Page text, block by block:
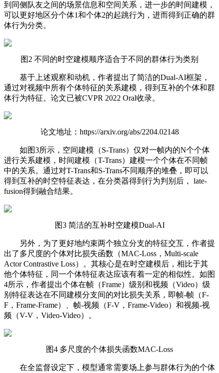
到同侧队友之间的场景信息和空间关系，进一步的时间建模，
可以更好地区分个体1和个体2的起跳行为，进而得到正确的群
体行为分类。
图2 不同的时空建模顺序适合于不同的群体行为类别
基于上述观察和动机，作者提出了简洁的Dual-AI框架，
通过对视频中所有个体特征的关系建模，得到互补的个体和群
体行为特征。论文已被CVPR 2022 Oral收录。
论文地址：https://arxiv.org/abs/2204.02148
如图3所示，空间建模（S-Trans）仅对一帧内的N个个体
进行关系建模，时间建模（T-Trans）建模一个个体在不同帧
中的关系。通过对T-Trans和S-Trans不同顺序的堆叠，即可以
得到互补的时空特征表达，在分类器得到行为判别后， late-
fusion得到融合结果。
图3 简洁的互补时空建模Dual-AI
另外，为了更好地约束两个独立分支的特征交互，作者提
出了多尺度的个体对比损失函数（MAC-Loss，Multi-scale
Actor Contrastive Loss）。其核心是在时空建模后，相比于其
他个体特征，同一个体特征表达应该有着一定的相似性。如图
4所示，作者提出个体在帧（Frame）级别和视频（Video）级
别特征表达在不同建模分支间的对比损失关系，即帧-帧（F-
F，Frame-Frame）、帧-视频（F-V，Frame-Video）和视频-视
频（V-V，Video-Video）。
图4 多尺度的个体损失函数MAC-Loss
在全监督设定下，模型通常需要场上参与群体行为的个体